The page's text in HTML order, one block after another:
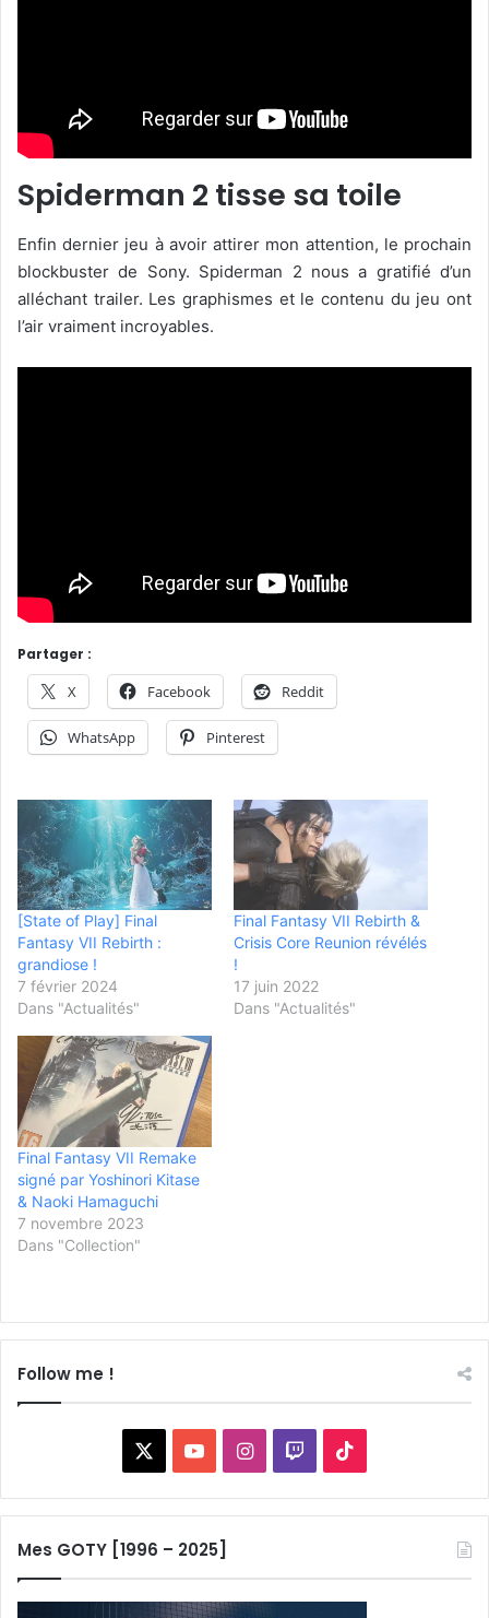
Spiderman 2 tisse sa toile
Enfin dernier jeu à avoir attirer mon attention, le prochain
blockbuster de Sony. Spiderman 2 nous a gratifié d’un
alléchant trailer. Les graphismes et le contenu du jeu ont
l’air vraiment incroyables.
Partager :
X Facebook Reddit
WhatsApp Pinterest
[State of Play] Final
Fantasy VII Rebirth :
grandiose !
7 février 2024
Dans "Actualités"
Final Fantasy VII Rebirth &
Crisis Core Reunion révélés
!
17 juin 2022
Dans "Actualités"
Final Fantasy VII Remake
signé par Yoshinori Kitase
& Naoki Hamaguchi
7 novembre 2023
Dans "Collection"
Follow me !
YouTubeInstagram
Twitch
Mes GOTY [1996 – 2025]